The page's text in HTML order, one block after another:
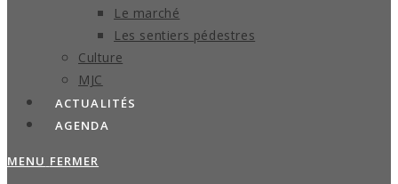
Le marché
Les sentiers pédestres
Culture
MJC
ACTUALITÉS
AGENDA
MENU FERMER